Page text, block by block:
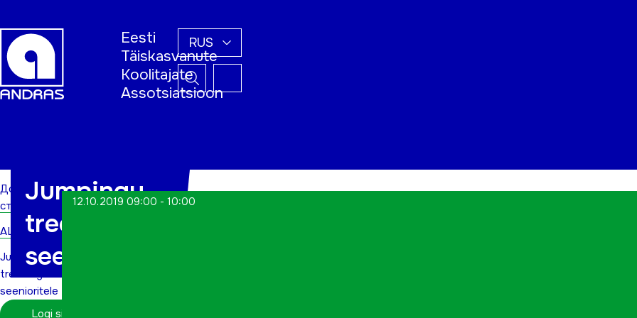
Eesti
Täiskasvanute
Koolitajate
Assotsiatsioon
RUS
Домашняя
страница
ALWs
Jumpingu
treening
seenioritele
Logi sisse
Jumpingu
treening
seenioritele
12.10.2019 09:00 - 10:00